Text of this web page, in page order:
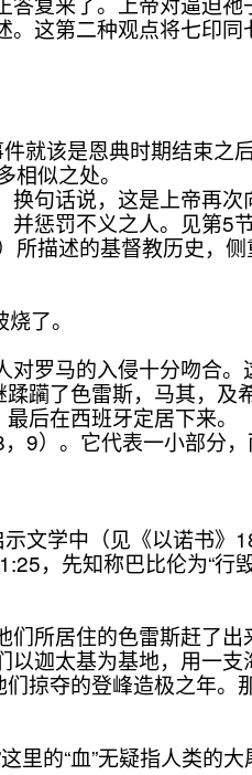
这第二种观点将七印同
就该是恩典时期结束之
似之处。
句话说，这是上帝再次
惩罚不义之人。见第5节
描述的基督教历史，侧
了。
罗马的入侵十分吻合。
躏了色雷斯，马其，及
后在西班牙定居下来。
9）。它代表一小部分，
文学中（见《以诺书》
，先知称巴比伦为“行毁
所居住的色雷斯赶了出
迦太基为基地，用一支
掠夺的登峰造极之年。
的“血”无疑指人类的大